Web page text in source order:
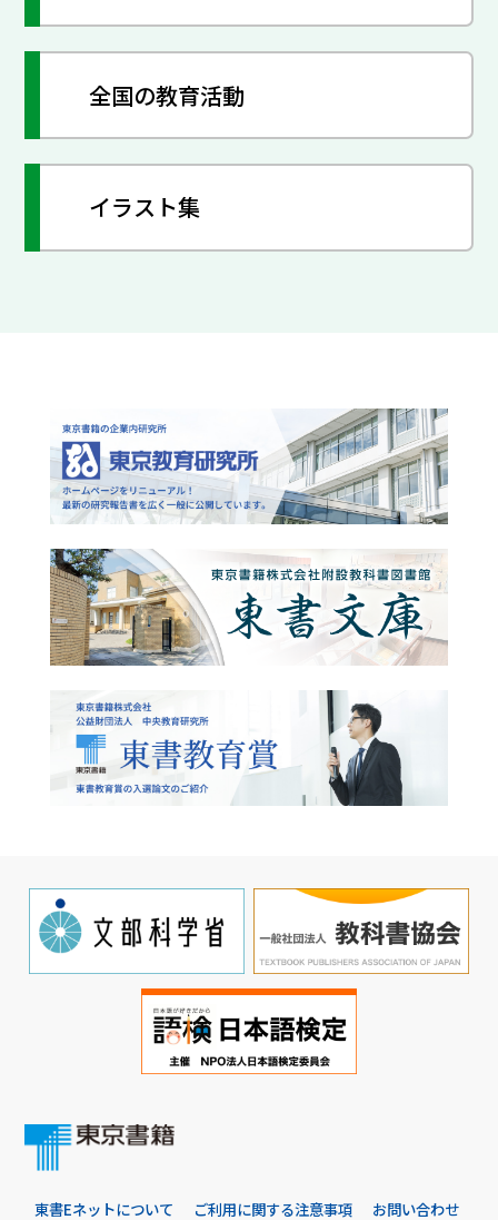
全国の教育活動
イラスト集
東書Eネットについて ご利用に関する注意事項 お問い合わせ